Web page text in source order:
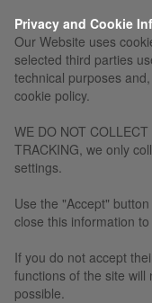
Privacy and Cookie
Our Website uses
selected third parties
technical purposes
cookie policy.
WE DO NOT
TRACKING, we only
settings.
Use the "Accept"
close this information
If you do not accept
functions of the site will
possible.